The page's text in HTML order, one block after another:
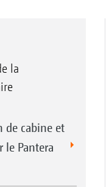
la
de cabine et
le Pantera